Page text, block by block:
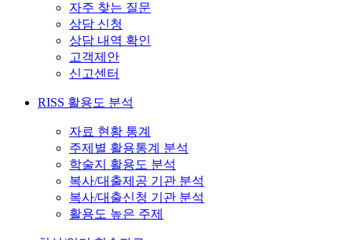
자주 찾는 질문
상담 신청
상담 내역 확인
고객제안
신고센터
RISS 활용도 분석
자료 현황 통계
주제별 활용통계 분석
학술지 활용도 분석
복사/대출제공 기관 분석
복사/대출신청 기관 분석
활용도 높은 주제